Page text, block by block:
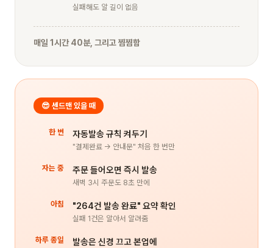
실패해도 알 길이 없음
매일 1시간 40분, 그리고 찜찜함
😎 센드맨 있을 때
한 번 자동발송 규칙 켜두기
"결제완료 → 안내문" 처음 한 번만
자는 중 주문 들어오면 즉시 발송
새벽 3시 주문도 8초 만에
아침 "264건 발송 완료" 요약 확인
실패 1건은 알아서 알려줌
하루 종일 발송은 신경 끄고 본업에